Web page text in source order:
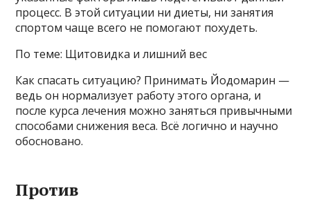
процесс. В этой ситуации ни диеты, ни занятия
спортом чаще всего не помогают похудеть.
По теме: Щитовидка и лишний вес
Как спасать ситуацию? Принимать Йодомарин —
ведь он нормализует работу этого органа, и
после курса лечения можно заняться привычными
способами снижения веса. Всё логично и научно
обосновано.
Против